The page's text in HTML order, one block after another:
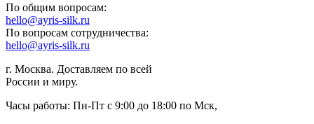
По общим вопросам:
hello@ayris-silk.ru
По вопросам сотрудничества:
hello@ayris-silk.ru
г. Москва. Доставляем по всей
России и миру.
Часы работы: Пн-Пт с 9:00 до 18:00 по Мск,